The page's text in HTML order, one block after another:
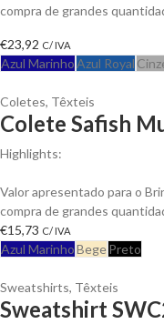
compra de grandes
€23,92 C/ IVA
Azul MarinhoAzul Royal
Coletes, Têxteis
Colete Safish
Highlights:
Valor apresentado para o
compra de grandes
€15,73 C/ IVA
Azul MarinhoBegePreto
Sweatshirts, Têxteis
Sweatshirt